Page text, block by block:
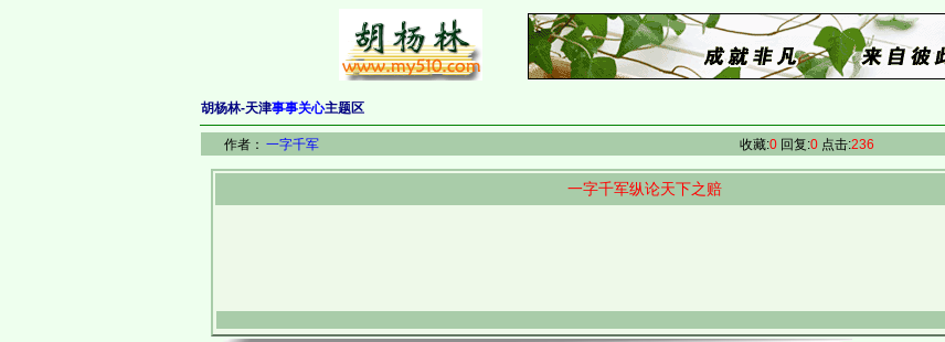
胡杨林-天津事事关心主题区
作者： 一字千军 收藏:0回复:0点击:236
一字千军纵论天下之赔